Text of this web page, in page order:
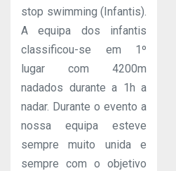
stop swimming (Infantis).
A equipa dos infantis
classificou-se em 1º
lugar com 4200m
nadados durante a 1h a
nadar. Durante o evento a
nossa equipa esteve
sempre muito unida e
sempre com o objetivo